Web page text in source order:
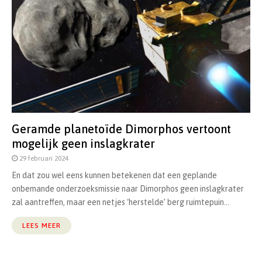
Geramde planetoïde Dimorphos vertoont
mogelijk geen inslagkrater
29 februari 2024
En dat zou wel eens kunnen betekenen dat een geplande
onbemande onderzoeksmissie naar Dimorphos geen inslagkrater
zal aantreffen, maar een netjes ‘herstelde’ berg ruimtepuin...
LEES MEER